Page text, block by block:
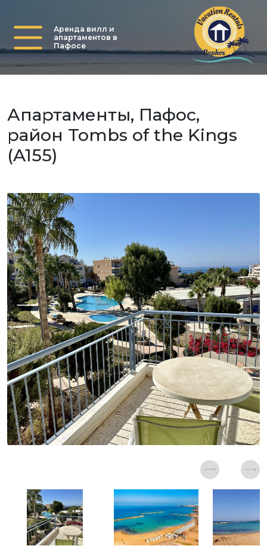
Аренда вилл и
апартаментов в
Пафосе
Апартаменты, Пафос,
район Tombs of the Kings
(A155)